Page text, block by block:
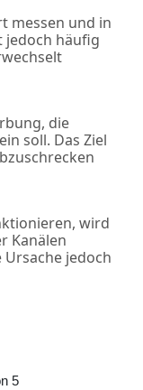
messen und in
jedoch häufig
die
soll. Das Ziel
wird
Kanälen
jedoch
5